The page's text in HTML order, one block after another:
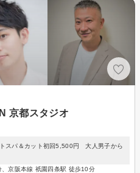
京都スタジオ
スパ＆カット初回5,500円 大人男子から
京阪本線 祇園四条駅 徒歩10分